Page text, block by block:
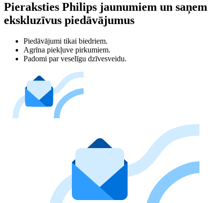
Pieraksties Philips jaunumiem un saņem
ekskluzīvus piedāvājumus
Piedāvājumi tikai biedriem.
Agrīna piekļuve pirkumiem.
Padomi par veselīgu dzīvesveidu.